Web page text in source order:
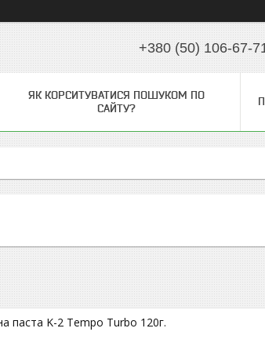
+380 (50) 106-67-
ЯК КОРСИТУВАТИСЯ ПОШУКОМ ПО
САЙТУ?
паста K-2 Tempo Turbo 120г.